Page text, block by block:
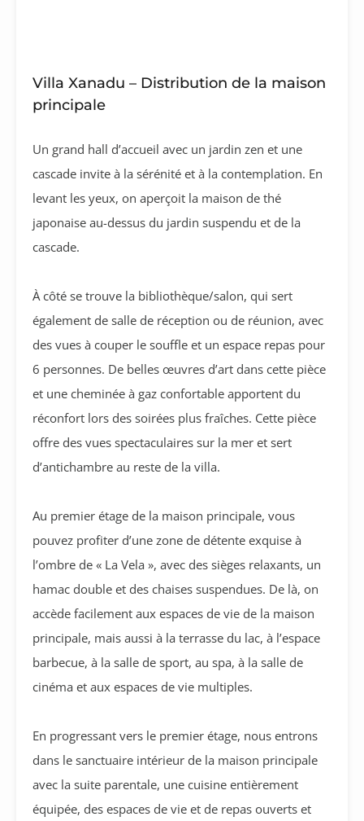
Villa Xanadu – Distribution de la maison
principale
Un grand hall d’accueil avec un jardin zen et une
cascade invite à la sérénité et à la contemplation. En
levant les yeux, on aperçoit la maison de thé
japonaise au-dessus du jardin suspendu et de la
cascade.
À côté se trouve la bibliothèque/salon, qui sert
également de salle de réception ou de réunion, avec
des vues à couper le souffle et un espace repas pour
6 personnes. De belles œuvres d’art dans cette pièce
et une cheminée à gaz confortable apportent du
réconfort lors des soirées plus fraîches. Cette pièce
offre des vues spectaculaires sur la mer et sert
d’antichambre au reste de la villa.
Au premier étage de la maison principale, vous
pouvez profiter d’une zone de détente exquise à
l’ombre de « La Vela », avec des sièges relaxants, un
hamac double et des chaises suspendues. De là, on
accède facilement aux espaces de vie de la maison
principale, mais aussi à la terrasse du lac, à l’espace
barbecue, à la salle de sport, au spa, à la salle de
cinéma et aux espaces de vie multiples.
En progressant vers le premier étage, nous entrons
dans le sanctuaire intérieur de la maison principale
avec la suite parentale, une cuisine entièrement
équipée, des espaces de vie et de repas ouverts et